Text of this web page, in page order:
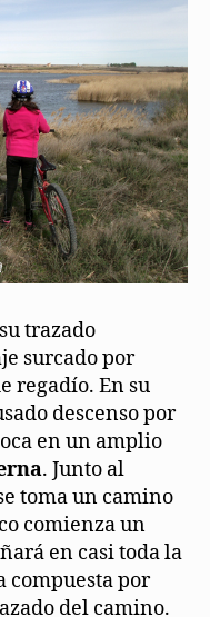
trazado
surcado por
regadío. En su
descenso por
en un amplio
. Junto al
toma un camino
comienza un
en casi toda la
compuesta por
del camino.